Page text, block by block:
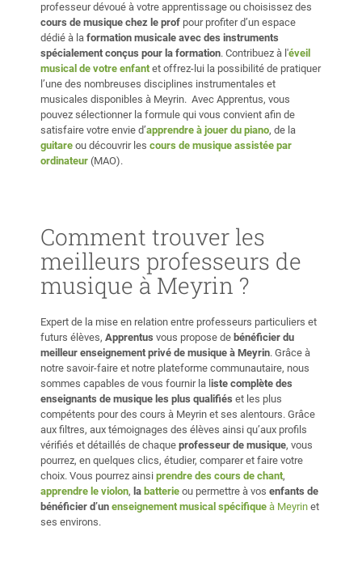
professeur dévoué à votre apprentissage ou choisissez des
cours de musique chez le prof pour profiter d’un espace
dédié à la formation musicale avec des instruments
spécialement conçus pour la formation. Contribuez à l'éveil
musical de votre enfant et offrez-lui la possibilité de pratiquer
l’une des nombreuses disciplines instrumentales et
musicales disponibles à Meyrin. Avec Apprentus, vous
pouvez sélectionner la formule qui vous convient afin de
satisfaire votre envie d’apprendre à jouer du piano, de la
guitare ou découvrir les cours de musique assistée par
ordinateur (MAO).
Comment trouver les
meilleurs professeurs de
musique à Meyrin ?
Expert de la mise en relation entre professeurs particuliers et
futurs élèves, Apprentus vous propose de bénéficier du
meilleur enseignement privé de musique à Meyrin. Grâce à
notre savoir-faire et notre plateforme communautaire, nous
sommes capables de vous fournir la l iste complète des
enseignants de musique les plus qualifiés et les plus
compétents pour des cours à Meyrin et ses alentours. Grâce
aux filtres, aux témoignages des élèves ainsi qu’aux profils
vérifiés et détaillés de chaque professeur de musique, vous
pourrez, en quelques clics, étudier, comparer et faire votre
choix. Vous pourrez ainsi prendre des cours de chant,
apprendre le violon, la batterie ou permettre à vos enfants de
bénéficier d’un enseignement musical spécifique à Meyrin et
ses environs.